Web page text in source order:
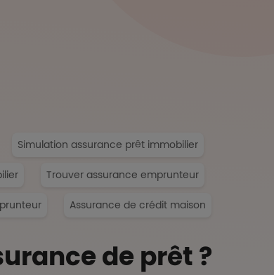
Simulation assurance prêt immobilier
Trouver assurance emprunteur
Assurance de crédit maison
de prêt ?